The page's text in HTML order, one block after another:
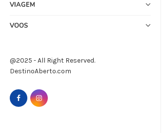
VIAGEM
VOOS
@2025 - All Right Reserved.
DestinoAberto.com